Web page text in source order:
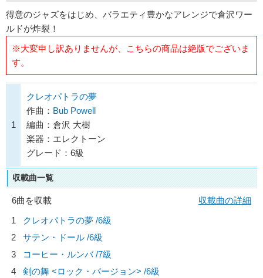
得意のジャズをはじめ、バラエティ豊かなアレンジで倉沢ワー
ルドが炸裂！
※大変申し訳ありませんが、こちらの商品は絶版でございま
す。
1
クレオパトラの夢
作曲： Bub Powell
編曲：倉沢 大樹
楽器：エレクトーン
グレード：6級
収載曲一覧
6曲を収載
収載曲の詳細
1
クレオパトラの夢 /6級
2
サテン・ドール /6級
3
コーヒー・ルンバ /7級
4
剣の舞 <ロック・バージョン> /6級